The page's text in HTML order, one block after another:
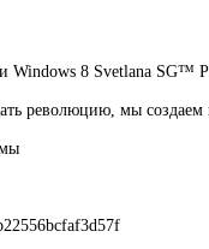
Windows 8 Svetlana SG™
революцию, мы создаем